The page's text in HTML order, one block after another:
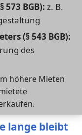
BGB): z. B.
(§ 543 BGB):
des
höhere Mieten
lange bleibt